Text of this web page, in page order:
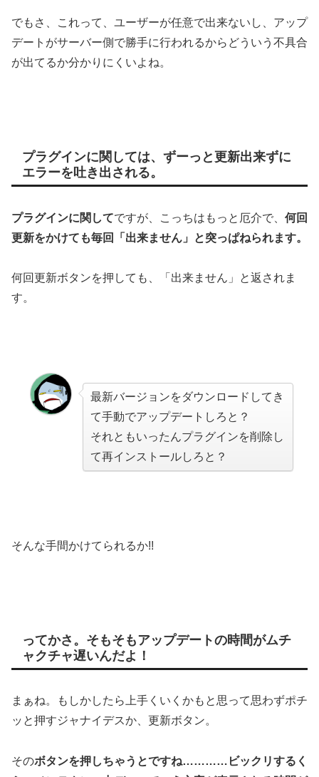
でもさ、これって、ユーザーが任意で出来ないし、アップ
デートがサーバー側で勝手に行われるからどういう不具合
が出てるか分かりにくいよね。
プラグインに関しては、ずーっと更新出来ずに
エラーを吐き出される。
プラグインに関してですが、こっちはもっと厄介で、 何回
更新をかけても毎回「出来ません」と突っぱねられます。
何回更新ボタンを押しても、「出来ません」と返されま
す。
最新バージョンをダウンロードしてき
て手動でアップデートしろと？
それともいったんプラグインを削除し
て再インストールしろと？
そんな手間かけてられるか!!
ってかさ。そもそもアップデートの時間がムチ
ャクチャ遅いんだよ！
まぁね。もしかしたら上手くいくかもと思って思わずポチ
ッと押すジャナイデスか、更新ボタン。
そのボタンを押しちゃうとですね…………ビックリするく